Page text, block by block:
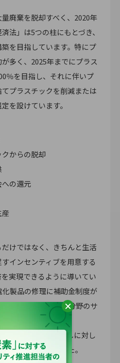
廃棄を脱却すべく、2020年
法」は5つの柱にもとづき、
を目指しています。特にプ
多く、2025年までにプラス
％を目指し、それに伴いプ
プラスチックを削減または
を設けています。
からの脱却
の還元
けではなく、きちんと生活
インセンティブを用意する
実現できるように導いてい
化製品の修理に補助金制度が
スでファッション分野のサ
進するの
もと服や靴のお直しに対し
組みが確立しました。